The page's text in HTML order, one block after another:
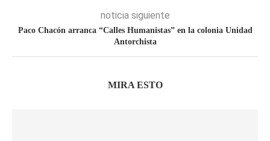
noticia siguiente
Paco Chacón arranca “Calles Humanistas” en la colonia Unidad
Antorchista
MIRA ESTO